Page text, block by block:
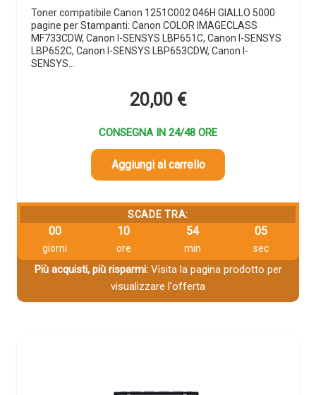
Toner compatibile Canon 1251C002 046H GIALLO 5000
pagine per Stampanti: Canon COLOR IMAGECLASS
MF733CDW, Canon I-SENSYS LBP651C, Canon I-SENSYS
LBP652C, Canon I-SENSYS LBP653CDW, Canon I-
SENSYS…
20,00 €
CONSEGNA IN 24/48 ORE
Aggiungi al carrello
SCADE TRA:
00
giorni
10
ore
54
min
04
sec
Più acquisti, più risparmi:Visita la pagina prodotto per
visualizzare l'offerta